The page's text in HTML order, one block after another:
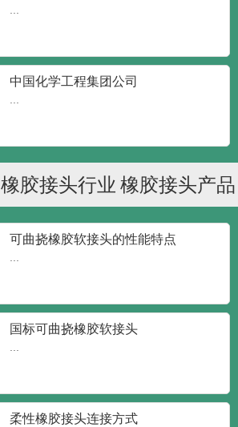
...
中国化学工程集团公司
...
橡胶接头行业
新闻
橡胶接头产品
知识
可曲挠橡胶软接头的性能特点
...
国标可曲挠橡胶软接头
...
柔性橡胶接头连接方式